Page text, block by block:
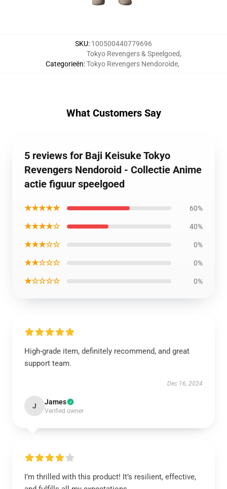
SKU: 100500440779696
Categorieën:
Tokyo Revengers & Speelgoed,
Tokyo Revengers Nendoroïde,
What Customers Say
5 reviews for Baji Keisuke Tokyo
Revengers Nendoroid - Collectie Anime
actie figuur speelgoed
★★★★★ 60%
★★★★☆ 40%
★★★☆☆ 0%
★★☆☆☆ 0%
★☆☆☆☆ 0%
High-grade item, definitely recommend, and great
support team.
Dec 16, 2024
J James
Verified owner
I’m thrilled with this product! It’s resilient, effective,